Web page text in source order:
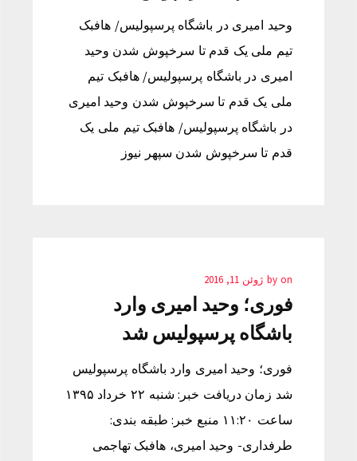
وحید امیری در باشگاه پرسپولیس/ هافبک
تیم ملی یک قدم تا سرخپوش شدن وحید
امیری در باشگاه پرسپولیس/ هافبک تیم
ملی یک قدم تا سرخپوش شدن وحید امیری
در باشگاه پرسپولیس/ هافبک تیم ملی یک
قدم تا سرخپوش شدن سپهر نیوز
by on ژوئن 11, 2016
فوری؛ وحید امیری وارد
باشگاه پرسپولیس شد
فوری؛ وحید امیری وارد باشگاه پرسپولیس
شد زمان دریافت خبر: شنبه ۲۲ خرداد ۱۳۹۵
ساعت ۱۱:۲۰ منبع خبر: طبقه بندی:
طرفداری- وحید امیری، هافبک تهاجمی